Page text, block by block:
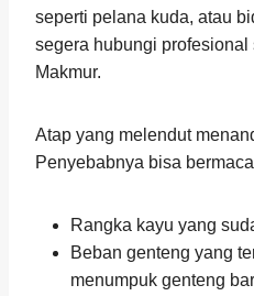
seperti pelana kuda, atau
segera hubungi
Makmur.
Atap yang melendut
Penyebabnya bisa
Rangka kayu yang
Beban genteng yang
menumpuk genteng